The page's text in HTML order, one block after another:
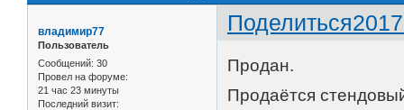
Поделиться
владимир77
Пользователь
Сообщений: 30
Провел на форуме:
21 час 23 минуты
Последний визит:
Продан.
Продаётся